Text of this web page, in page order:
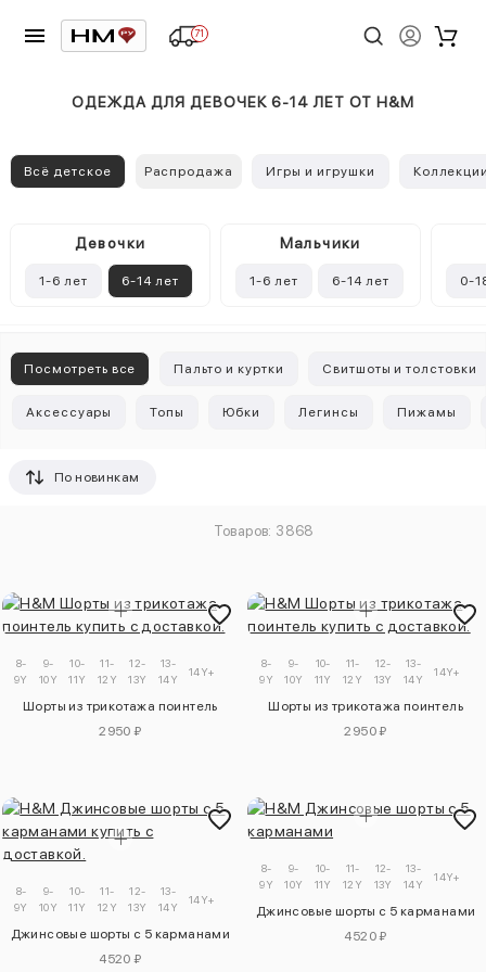
71
ОДЕЖДА ДЛЯ ДЕВОЧЕК 6-14 ЛЕТ ОТ H&M
Всё детское Распродажа Игры и игрушки
Девочки
1-6 лет 6-14 лет
Mальчики
1-6 лет 6-14 лет 0-
Посмотреть все Пальто и куртки Свитшоты и толстовки
Аксессуары Топы Юбки Легинсы Пижамы
По новинкам
Товаров: 3868
8-
9Y
9-
10Y
10-
11Y
11-
12Y
12-
13Y
13-
14Y
14Y+
Шорты из трикотажа поинтель
2950 ₽
8-
9Y
9-
10Y
10-
11Y
11-
12Y
12-
13Y
13-
14Y
14Y+
Шорты из трикотажа поинтель
2950 ₽
8-
9Y
9-
10Y
10-
11Y
11-
12Y
12-
13Y
13-
14Y
14Y+
Джинсовые шорты с 5 карманами
4520 ₽
8-
9Y
9-
10Y
10-
11Y
11-
12Y
12-
13Y
13-
14Y
14Y+
Джинсовые шорты с 5 карманами
4520 ₽